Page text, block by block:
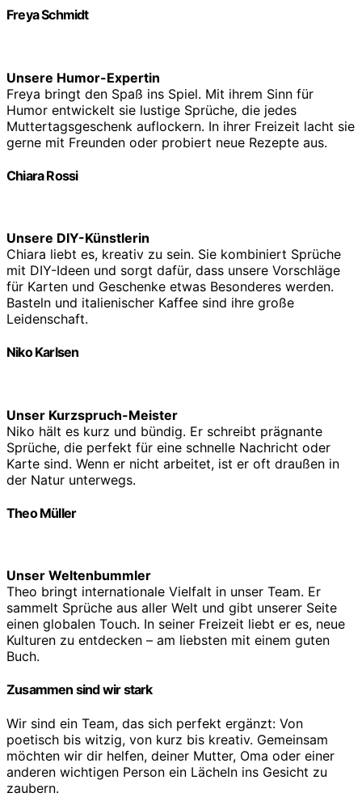
Freya Schmidt
Unsere Humor-Expertin
Freya bringt den Spaß ins Spiel. Mit ihrem Sinn für
Humor entwickelt sie lustige Sprüche, die jedes
Muttertagsgeschenk auflockern. In ihrer Freizeit lacht sie
gerne mit Freunden oder probiert neue Rezepte aus.
Chiara Rossi
Unsere DIY-Künstlerin
Chiara liebt es, kreativ zu sein. Sie kombiniert Sprüche
mit DIY-Ideen und sorgt dafür, dass unsere Vorschläge
für Karten und Geschenke etwas Besonderes werden.
Basteln und italienischer Kaffee sind ihre große
Leidenschaft.
Niko Karlsen
Unser Kurzspruch-Meister
Niko hält es kurz und bündig. Er schreibt prägnante
Sprüche, die perfekt für eine schnelle Nachricht oder
Karte sind. Wenn er nicht arbeitet, ist er oft draußen in
der Natur unterwegs.
Theo Müller
Unser Weltenbummler
Theo bringt internationale Vielfalt in unser Team. Er
sammelt Sprüche aus aller Welt und gibt unserer Seite
einen globalen Touch. In seiner Freizeit liebt er es, neue
Kulturen zu entdecken – am liebsten mit einem guten
Buch.
Zusammen sind wir stark
Wir sind ein Team, das sich perfekt ergänzt: Von
poetisch bis witzig, von kurz bis kreativ. Gemeinsam
möchten wir dir helfen, deiner Mutter, Oma oder einer
anderen wichtigen Person ein Lächeln ins Gesicht zu
zaubern.